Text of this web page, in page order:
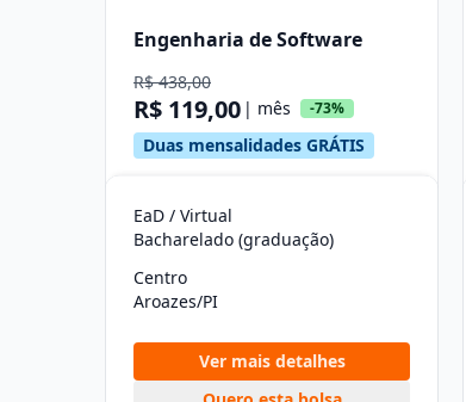
Engenharia de Software
R$ 438,00
R$ 119,00 | mês -73%
Duas mensalidades GRÁTIS
EaD / Virtual
Bacharelado (graduação)
Centro
Aroazes/PI
Ver mais detalhes